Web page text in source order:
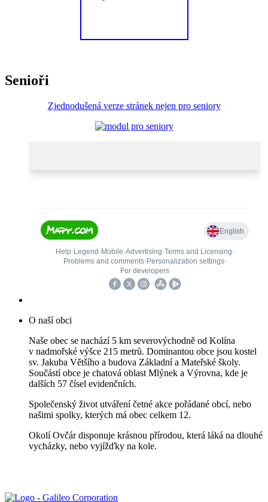
Senioři
Zjednodušená verze stránek nejen pro seniory
O naší obci
Naše obec se nachází 5 km severovýchodně od Kolína
v nadmořské výšce 215 metrů. Dominantou obce jsou kostel
sv. Jakuba Většího a budova Základní a Mateřské školy.
Součástí obce je chatová oblast Mlýnek a Výrovna, kde je
dalších 57 čísel evidenčních.
Společenský život utváření četné akce pořádané obcí, nebo
našimi spolky, kterých má obec celkem 12.
Okolí Ovčár disponuje krásnou přírodou, která láká na dlouhé
vycházky, nebo vyjížďky na kole.